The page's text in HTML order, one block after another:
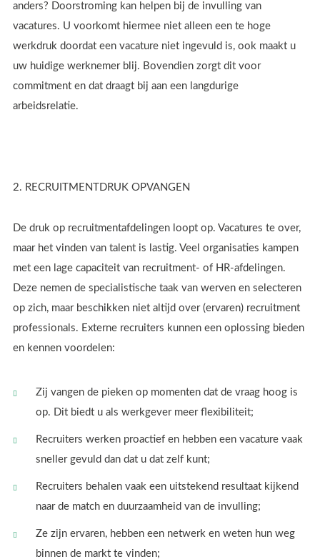
anders? Doorstroming kan helpen bij de invulling van
vacatures. U voorkomt hiermee niet alleen een te hoge
werkdruk doordat een vacature niet ingevuld is, ook maakt u
uw huidige werknemer blij. Bovendien zorgt dit voor
commitment en dat draagt bij aan een langdurige
arbeidsrelatie.
2. RECRUITMENTDRUK OPVANGEN
De druk op recruitmentafdelingen loopt op. Vacatures te over,
maar het vinden van talent is lastig. Veel organisaties kampen
met een lage capaciteit van recruitment- of HR-afdelingen.
Deze nemen de specialistische taak van werven en selecteren
op zich, maar beschikken niet altijd over (ervaren) recruitment
professionals. Externe recruiters kunnen een oplossing bieden
en kennen voordelen:
Zij vangen de pieken op momenten dat de vraag hoog is
op. Dit biedt u als werkgever meer flexibiliteit;
Recruiters werken proactief en hebben een vacature vaak
sneller gevuld dan dat u dat zelf kunt;
Recruiters behalen vaak een uitstekend resultaat kijkend
naar de match en duurzaamheid van de invulling;
Ze zijn ervaren, hebben een netwerk en weten hun weg
binnen de markt te vinden;